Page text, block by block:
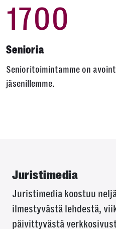
1700
Senioria
Senioritoimintamme on
jäsenillemme.
Juristimedia
Juristimedia koostuu
ilmestyvästä lehdestä,
päivittyvästä